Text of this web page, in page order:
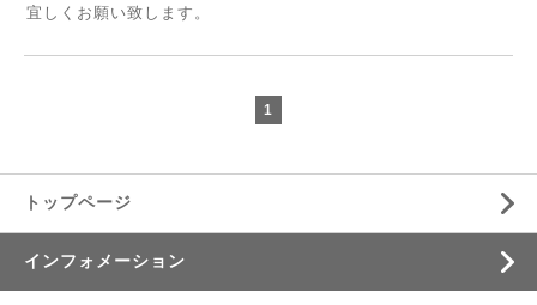
宜しくお願い致します。
1
トップページ
インフォメーション